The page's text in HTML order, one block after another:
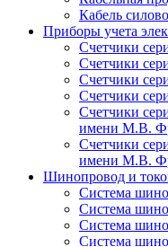
Кабель
Приборы учета
Счетчики
Счетчики
Счетчики
Счетчики
Счетчики
имени М.В.
Счетчики
имени М.В.
Шинопровод и
Система
Система
Система
Система